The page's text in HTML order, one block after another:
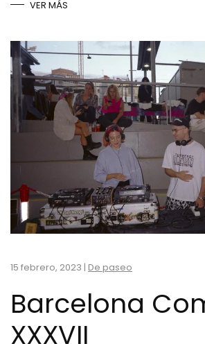
VER MÁS
15 febrero, 2023 | De paseo
Barcelona
XXXVII